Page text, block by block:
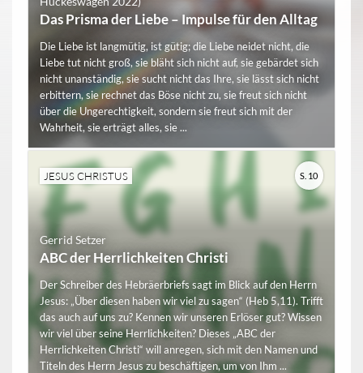
Das Prisma der Liebe – Impulse für den Alltag
Die Liebe ist langmütig, ist gütig; die Liebe neidet nicht, die
Liebe tut nicht groß, sie bläht sich nicht auf, sie gebärdet sich
nicht unanständig, sie sucht nicht das Ihre, sie lässt sich nicht
erbittern, sie rechnet das Böse nicht zu, sie freut sich nicht
über die Ungerechtigkeit, sondern sie freut sich mit der
Wahrheit, sie erträgt alles, sie ...
JESUS CHRISTUS
Gerrid Setzer
ABC der Herrlichkeiten Christi
Der Schreiber des Hebräerbriefs sagt im Blick auf den Herrn
Jesus: „Über diesen haben wir viel zu sagen“ (Heb 5,11). Trifft
das auch auf uns zu? Kennen wir unseren Erlöser gut? Wissen
wir viel über seine Herrlichkeiten? Dieses „ABC der
Herrlichkeiten Christi“ will anregen, sich mit den Namen und
Titeln des Herrn Jesus zu beschäftigen, um von Ihm ...
S. 10